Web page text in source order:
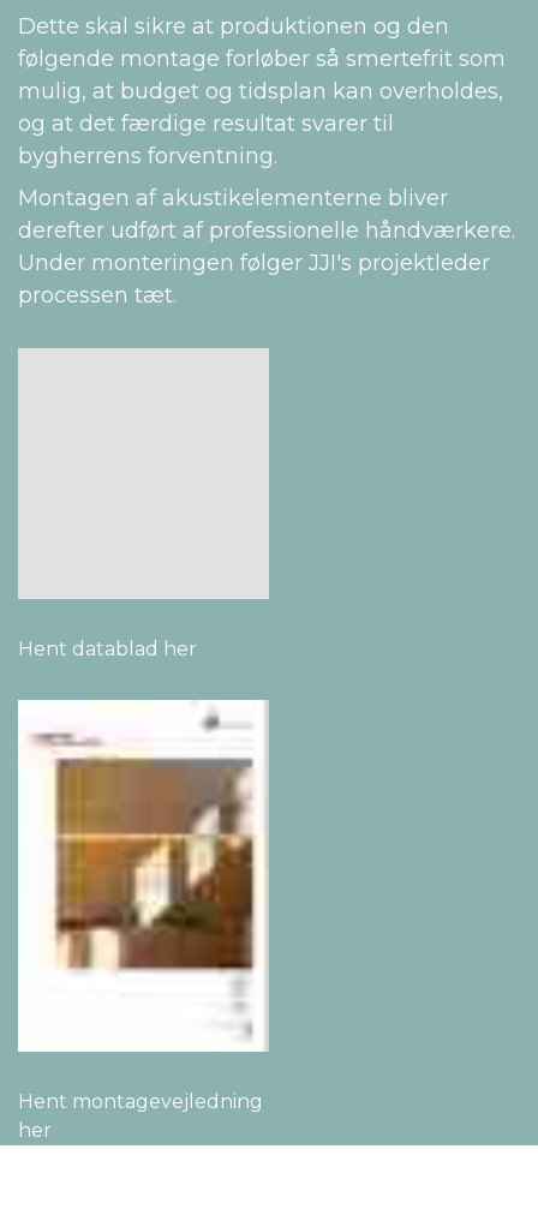
Dette skal sikre at produktionen og den
følgende montage forløber så smertefrit som
mulig, at budget og tidsplan kan overholdes,
og at det færdige resultat svarer til
bygherrens forventning.
Montagen af akustikelementerne bliver
derefter udført af professionelle håndværkere.
Under monteringen følger JJI's projektleder
processen tæt.
Hent datablad her
Hent montage­vejledning
her